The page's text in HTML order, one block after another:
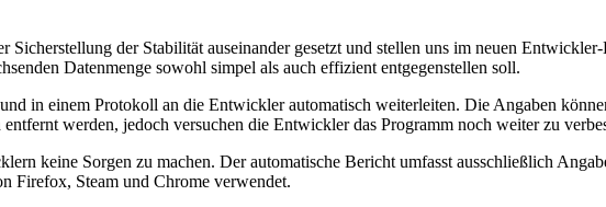
der Stabilität auseinander gesetzt und stellen uns im neuen
Datenmenge sowohl simpel als auch effizient entgegenstellen soll.
in einem Protokoll an die Entwickler automatisch weiterleiten. Die Angaben
werden, jedoch versuchen die Entwickler das Programm noch weiter zu
keine Sorgen zu machen. Der automatische Bericht umfasst ausschließlich
Firefox, Steam und Chrome verwendet.